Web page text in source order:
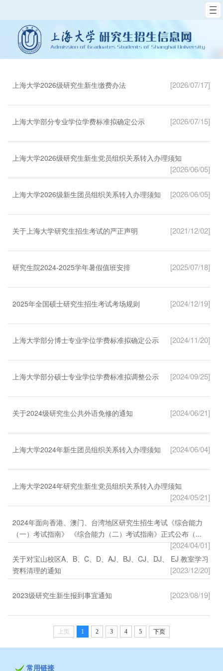
上海大学2026级研究生新生缴费办法 [2026/07/17]
上海大学部分专业学位学费标准拟确定公示 [2026/07/15]
上海大学2026级研究生新生党员组织关系转入办理须知
[2026/06/05]
上海大学2026级新生团员组织关系转入办理须知 [2026/06/05]
关于上海大学研究生招生考试的严正声明 [2021/12/02]
研究生院2024-2025学年暑假值班安排 [2025/07/18]
2025年全国硕士研究生招生考试考场规则 [2024/12/19]
上海大学部分博士专业学位学费标准拟确定公示 [2024/11/20]
上海大学部分硕士专业学位学费标准拟调整公示 [2024/09/25]
关于2024级研究生公共外语免修的通知 [2024/06/21]
上海大学2024年新生团员组织关系转入办理须知 [2024/06/04]
上海大学2024年研究生新生党员组织关系转入办理须知
[2024/05/21]
2024年面向香港、澳门、台湾地区研究生招生考试《综合能力
（一）考试指南》 《综合能力（二）考试指南》正式公布（...
[2024/04/01]
关于对宝山校区A、B、C、D、AJ、BJ、CJ、DJ、 EJ 教室学习
资料清理的通知
[2023/12/20]
2023级研究生新生报到事宜通知 [2023/08/19]
上页 1 2 3 4 5 下页
常用链接